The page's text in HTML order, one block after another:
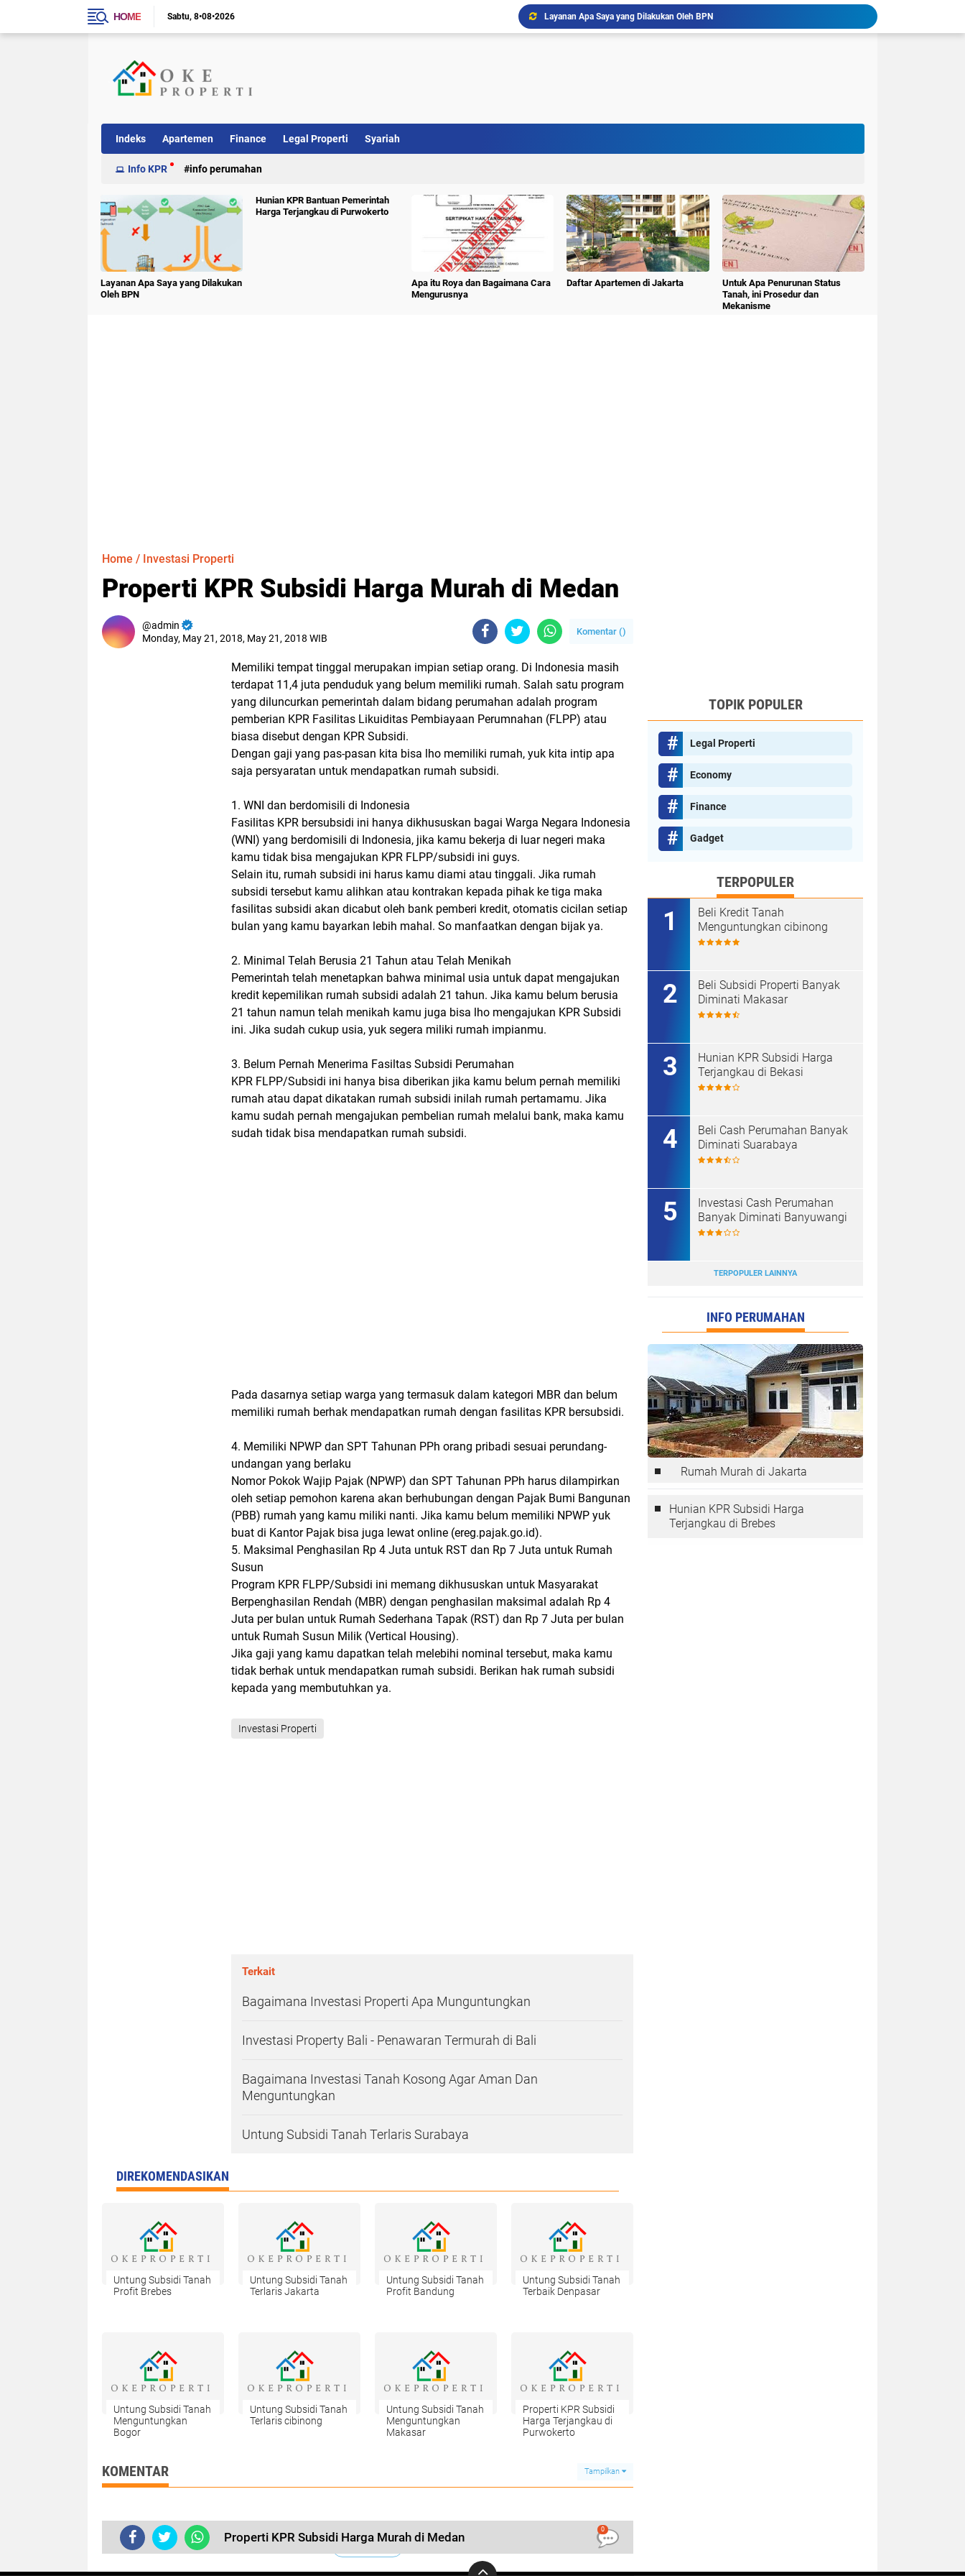
HOME Sabtu 8•08•2026
Layanan Apa Saya yang Dilakukan Oleh BPN
Ini Penjelasan Property Listing Rooma21
Doa Agar Cepat Punya Rumah dari Habib Sholeh Tanggul
Indeks Apartemen Finance Legal Properti Syariah
Info KPR info perumahan
Layanan Apa Saya yang Dilakukan
Oleh BPN
Hunian KPR Bantuan Pemerintah
Harga Terjangkau di Purwokerto
Apa itu Roya dan Bagaimana Cara
Mengurusnya
Daftar Apartemen di Jakarta
Untuk Apa Penurunan Status
Tanah, ini Prosedur dan
Mekanisme
Home / Investasi Properti
Properti KPR Subsidi Harga Murah di Medan
admin
Monday, May 21, 2018, May 21, 2018 WIB
Komentar ()
Memiliki tempat tinggal merupakan impian setiap orang. Di Indonesia masih
terdapat 11,4 juta penduduk yang belum memiliki rumah. Salah satu program
yang diluncurkan pemerintah dalam bidang perumahan adalah program
pemberian KPR Fasilitas Likuiditas Pembiayaan Perumnahan (FLPP) atau
biasa disebut dengan KPR Subsidi.
Dengan gaji yang pas-pasan kita bisa lho memiliki rumah, yuk kita intip apa
saja persyaratan untuk mendapatkan rumah subsidi.
1. WNI dan berdomisili di Indonesia
Fasilitas KPR bersubsidi ini hanya dikhususkan bagai Warga Negara Indonesia
(WNI) yang berdomisili di Indonesia, jika kamu bekerja di luar negeri maka
kamu tidak bisa mengajukan KPR FLPP/subsidi ini guys.
Selain itu, rumah subsidi ini harus kamu diami atau tinggali. Jika rumah
subsidi tersebut kamu alihkan atau kontrakan kepada pihak ke tiga maka
fasilitas subsidi akan dicabut oleh bank pemberi kredit, otomatis cicilan setiap
bulan yang kamu bayarkan lebih mahal. So manfaatkan dengan bijak ya.
2. Minimal Telah Berusia 21 Tahun atau Telah Menikah
Pemerintah telah menetapkan bahwa minimal usia untuk dapat mengajukan
kredit kepemilikan rumah subsidi adalah 21 tahun. Jika kamu belum berusia
21 tahun namun telah menikah kamu juga bisa lho mengajukan KPR Subsidi
ini. Jika sudah cukup usia, yuk segera miliki rumah impianmu.
3. Belum Pernah Menerima Fasiltas Subsidi Perumahan
KPR FLPP/Subsidi ini hanya bisa diberikan jika kamu belum pernah memiliki
rumah atau dapat dikatakan rumah subsidi inilah rumah pertamamu. Jika
kamu sudah pernah mengajukan pembelian rumah melalui bank, maka kamu
sudah tidak bisa mendapatkan rumah subsidi.
Pada dasarnya setiap warga yang termasuk dalam kategori MBR dan belum
memiliki rumah berhak mendapatkan rumah dengan fasilitas KPR bersubsidi.
4. Memiliki NPWP dan SPT Tahunan PPh orang pribadi sesuai perundang-
undangan yang berlaku
Nomor Pokok Wajip Pajak (NPWP) dan SPT Tahunan PPh harus dilampirkan
oleh setiap pemohon karena akan berhubungan dengan Pajak Bumi Bangunan
(PBB) rumah yang kamu miliki nanti. Jika kamu belum memiliki NPWP yuk
buat di Kantor Pajak bisa juga lewat online (ereg.pajak.go.id).
5. Maksimal Penghasilan Rp 4 Juta untuk RST dan Rp 7 Juta untuk Rumah
Susun
Program KPR FLPP/Subsidi ini memang dikhususkan untuk Masyarakat
Berpenghasilan Rendah (MBR) dengan penghasilan maksimal adalah Rp 4
Juta per bulan untuk Rumah Sederhana Tapak (RST) dan Rp 7 Juta per bulan
untuk Rumah Susun Milik (Vertical Housing).
Jika gaji yang kamu dapatkan telah melebihi nominal tersebut, maka kamu
tidak berhak untuk mendapatkan rumah subsidi. Berikan hak rumah subsidi
kepada yang membutuhkan ya.
Investasi Properti
Terkait
Bagaimana Investasi Properti Apa Munguntungkan
Investasi Property Bali - Penawaran Termurah di Bali
Bagaimana Investasi Tanah Kosong Agar Aman Dan
Menguntungkan
Untung Subsidi Tanah Terlaris Surabaya
DIREKOMENDASIKAN
Untung Subsidi Tanah
Profit Brebes
Untung Subsidi Tanah
Terlaris Jakarta
Untung Subsidi Tanah
Profit Bandung
Untung Subsidi Tanah
Terbaik Denpasar
Untung Subsidi Tanah
Menguntungkan
Bogor
Untung Subsidi Tanah
Terlaris cibinong
Untung Subsidi Tanah
Menguntungkan
Makasar
Properti KPR Subsidi
Harga Terjangkau di
Purwokerto
KOMENTAR Tampilkan
Properti KPR Subsidi Harga Murah di Medan
0
LIHAT SEMUA
TOPIK POPULER
Legal Properti
Economy
Finance
Gadget
TERPOPULER
Beli Kredit Tanah
Menguntungkan cibinong
Beli Subsidi Properti Banyak
Diminati Makasar
Hunian KPR Subsidi Harga
Terjangkau di Bekasi
Beli Cash Perumahan Banyak
Diminati Suarabaya
Investasi Cash Perumahan
Banyak Diminati Banyuwangi
TERPOPULER LAINNYA
INFO PERUMAHAN
Rumah Murah di Jakarta
Hunian KPR Subsidi Harga
Terjangkau di Brebes